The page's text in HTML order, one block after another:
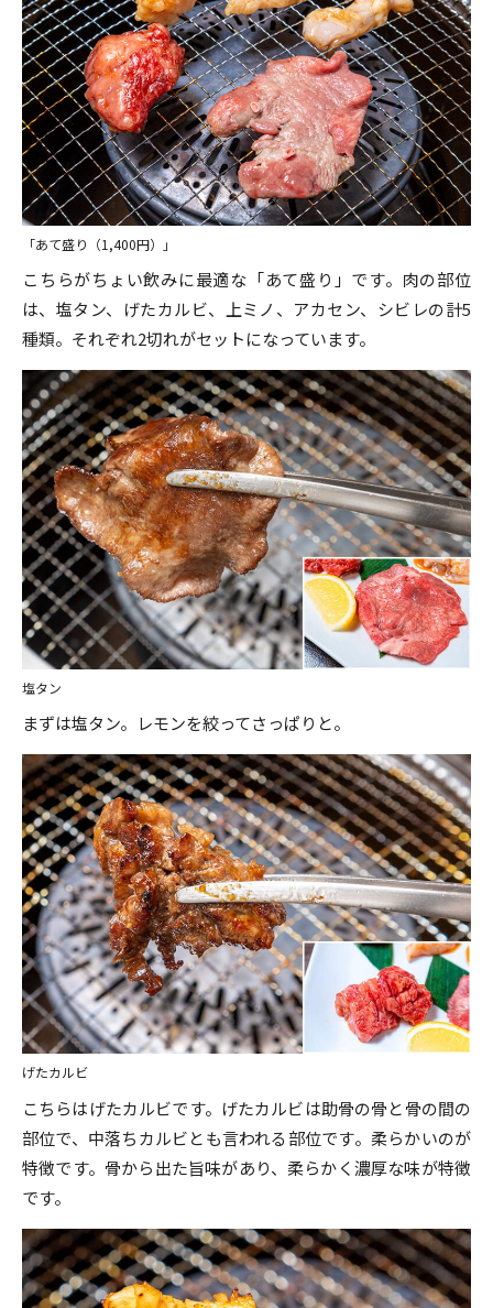
「あて盛り（1,400円）」
こちらがちょい飲みに最適な「あて盛り」です。肉の部位
は、塩タン、げたカルビ、上ミノ、アカセン、シビレの計5
種類。それぞれ2切れがセットになっています。
塩タン
まずは塩タン。レモンを絞ってさっぱりと。
げたカルビ
こちらはげたカルビです。げたカルビは助骨の骨と骨の間の
部位で、中落ちカルビとも言われる部位です。柔らかいのが
特徴です。骨から出た旨味があり、柔らかく濃厚な味が特徴
です。